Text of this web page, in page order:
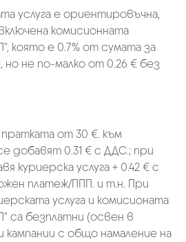
услуга е ориентировъчна,
комисионната
която е 0.7% от сумата за
не по-малко от 0.26 € без
от 30 €. към
добавят 0.31 € с ДДС.; при
куриерска услуга + 0.42 € с
платеж/ППП. и т.н. При
услуга и комисионата
са безплатни (освен в
кампании с общо намаление на